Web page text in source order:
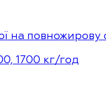
на повножирову
1700 кг/год